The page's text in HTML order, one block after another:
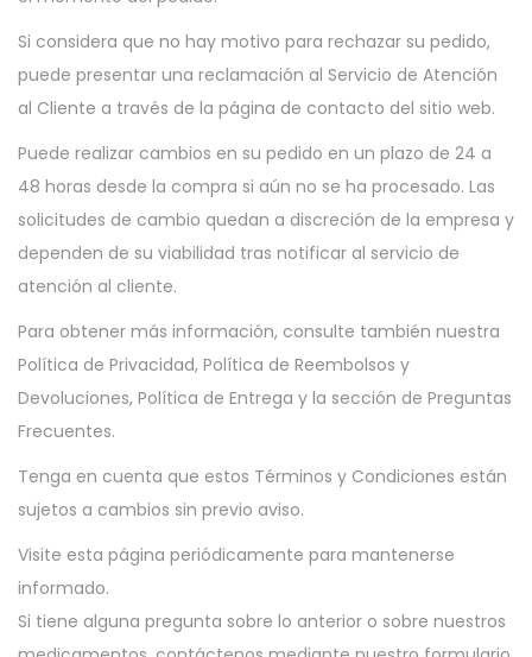
Si considera que no hay motivo para rechazar su pedido,
puede presentar una reclamación al Servicio de Atención
al Cliente a través de la página de contacto del sitio web.
Puede realizar cambios en su pedido en un plazo de 24 a
48 horas desde la compra si aún no se ha procesado. Las
solicitudes de cambio quedan a discreción de la empresa y
dependen de su viabilidad tras notificar al servicio de
atención al cliente.
Para obtener más información, consulte también nuestra
Política de Privacidad, Política de Reembolsos y
Devoluciones, Política de Entrega y la sección de Preguntas
Frecuentes.
Tenga en cuenta que estos Términos y Condiciones están
sujetos a cambios sin previo aviso.
Visite esta página periódicamente para mantenerse
informado.
Si tiene alguna pregunta sobre lo anterior o sobre nuestros